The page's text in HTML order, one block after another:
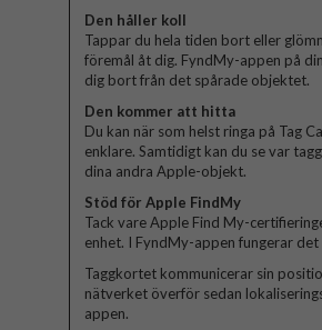
Den håller koll
Tappar du hela tiden bort eller
föremål åt dig. FyndMy-appen på
dig bort från det spårade objektet.
Den kommer att hitta
Du kan när som helst ringa på Tag
enklare. Samtidigt kan du se var
dina andra Apple-objekt.
Stöd för Apple FindMy
Tack vare Apple Find My-
enhet. I FyndMy-appen fungerar
Taggkortet kommunicerar sin
nätverket överför sedan
appen.